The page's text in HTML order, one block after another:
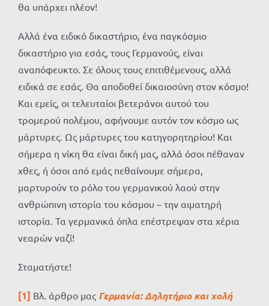
θα υπάρχει πλέον!
Αλλά ένα ειδικό δικαστήριο, ένα παγκόσμιο
δικαστήριο για εσάς, τους Γερμανούς, είναι
αναπόφευκτο. Σε όλους τους επιτιθέμενους, αλλά
ειδικά σε εσάς. Θα αποδοθεί δικαιοσύνη στον κόσμο!
Και εμείς, οι τελευταίοι βετεράνοι αυτού του
τρομερού πολέμου, αφήνουμε αυτόν τον κόσμο ως
μάρτυρες. Ως μάρτυρες του κατηγορητηρίου! Και
σήμερα η νίκη θα είναι δική μας, αλλά όσοι πέθαναν
χθες, ή όσοι από εμάς πεθαίνουμε σήμερα,
μαρτυρούν το ρόλο του γερμανικού λαού στην
ανθρώπινη ιστορία του κόσμου – την αιματηρή
ιστορία. Τα γερμανικά όπλα επέστρεψαν στα χέρια
νεαρών ναζί!
Σταματήστε!
[1] Βλ. άρθρο μας Γερμανία: Δηλητήριο και χολή